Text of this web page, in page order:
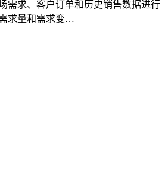
需求、客户订单和历史销售数据进行
求量和需求变…